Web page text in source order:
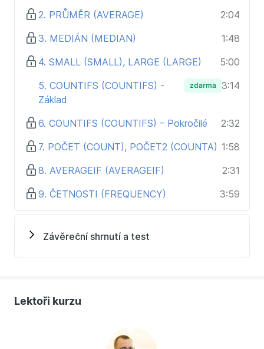
Excel pro začátečníky
Tipy a triky pro Excel
Obecně o funkcích
Vyhledávací a referenční funkce
Logické funkce
Textové funkce
Funkce datum a čas
Základy grafů
Pokročilejší grafy
2. PRŮMĚR (AVERAGE)
2:04
3. MEDIÁN (MEDIAN)
1:48
4. SMALL (SMALL), LARGE (LARGE)
5:00
5. COUNTIFS (COUNTIFS) -
Základ
zdarma 3:14
6. COUNTIFS (COUNTIFS) – Pokročilé
2:32
7. POČET (COUNT), POČET2 (COUNTA) 1:58
8. AVERAGEIF (AVERAGEIF)
2:31
9. ČETNOSTI (FREQUENCY)
3:59
Závěreční shrnutí a test
Lektoři kurzu